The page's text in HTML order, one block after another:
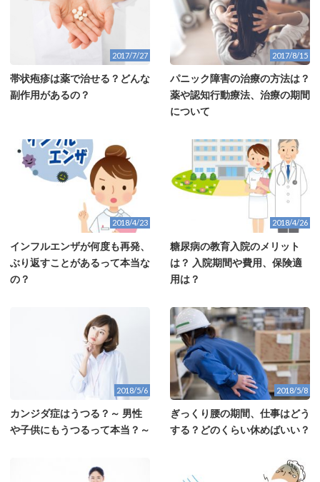
2017/7/27
帯状疱疹は薬で治せる？どんな
副作用があるの？
2017/8/15
パニック障害の治療の方法は？
薬や認知行動療法、治療の期間
について
2018/4/23
インフルエンザが何度も再発、
ぶり返すことがあるって本当な
の？
2018/4/26
糖尿病の教育入院のメリット
は？ 入院期間や費用、保険適
用は？
2018/5/6
カンジダ症はうつる？～ 男性
や子供にもうつるって本当？～
2018/5/8
ぎっくり腰の期間、仕事はどう
する？どのくらい休めばいい？